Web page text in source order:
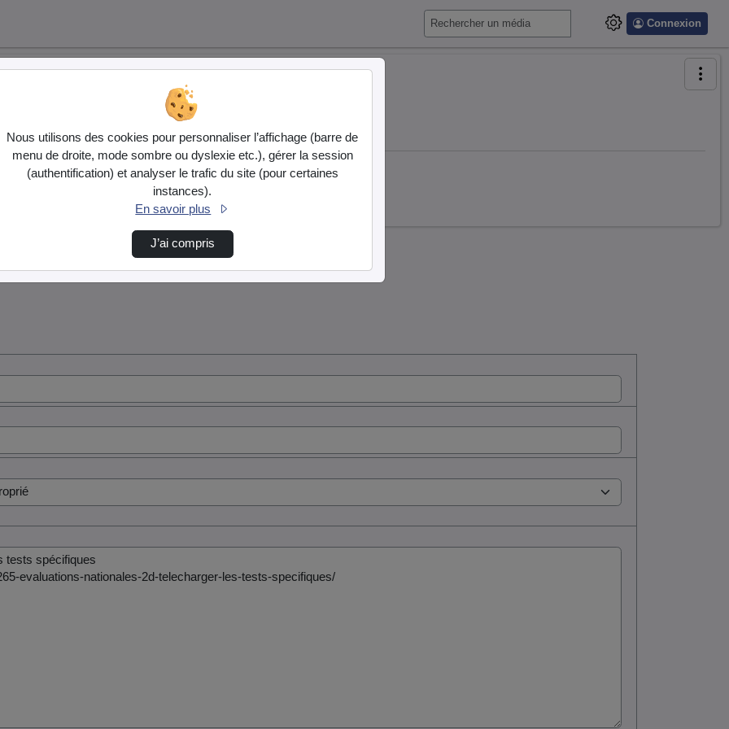
Connexion
Nous utilisons des cookies pour personnaliser l’affichage (barre de
menu de droite, mode sombre ou dyslexie etc.), gérer la session
(authentification) et analyser le trafic du site (pour certaines
instances).
En savoir plus
J’ai compris